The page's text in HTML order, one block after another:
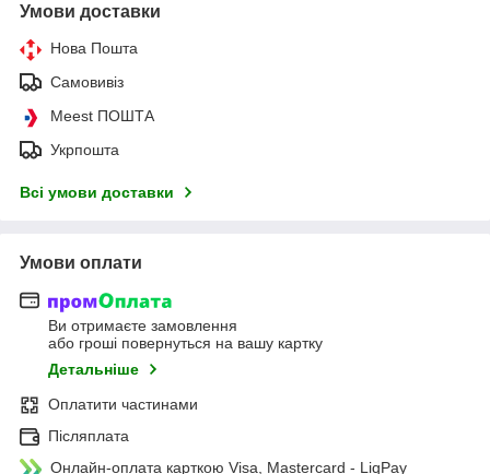
Умови доставки
Нова Пошта
Самовивіз
Meest ПОШТА
Укрпошта
Всі умови доставки
Умови оплати
Ви отримаєте замовлення
або гроші повернуться на вашу картку
Детальніше
Оплатити частинами
Післяплата
Онлайн-оплата карткою Visa, Mastercard - LiqPay